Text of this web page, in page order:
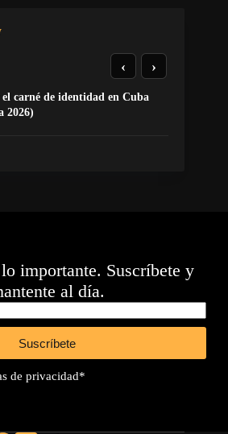
carné de identidad en Cuba
2026)
‹ ›
importante. Suscríbete y
al día.
Suscríbete
de privacidad*